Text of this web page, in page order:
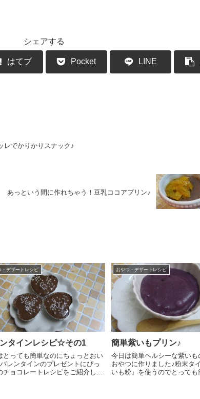
シェアする
はてブ Pocket LINE
レでかりかりスナック♪
あっという間に作れちゃう！豆乳ココアプリン♪
・デザートレシピ
タインレシピ☆その1
とっても簡単なのにちょっとおい
レンタインのプレゼントにぴっ
チョコレートレシピをご紹介しま
おやつ・デザートレシピ
簡単紫いもプリン♪
今日は簡単ヘルシーな紫いも
おやつに作りました♪粉末タ
いも粉』を使うのでとっても